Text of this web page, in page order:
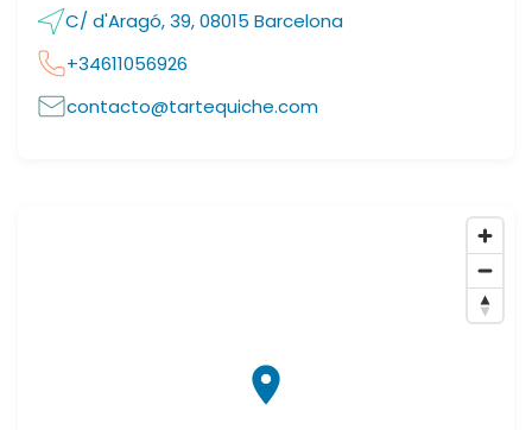
C/ d'Aragó, 39, 08015 Barcelona
+34611056926
contacto@tartequiche.com